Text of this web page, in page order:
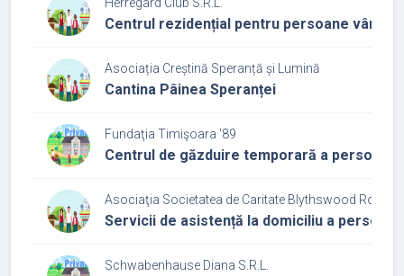
Centrul rezidențial pentru persoane
Asociația Creștină Speranță și Lumină
Cantina Pâinea Speranței
Fundaţia Timişoara '89
Centrul de găzduire temporară a
Asociaţia Societatea de Caritate Blythswood
Servicii de asistență la domiciliu a
Schwabenhause Diana S.R.L.